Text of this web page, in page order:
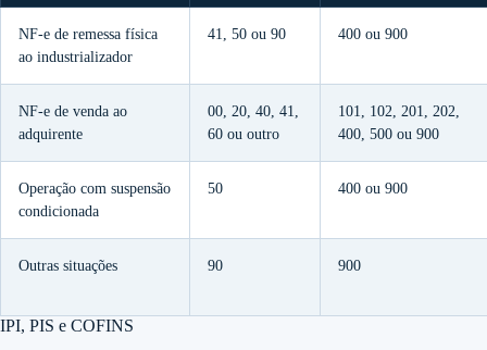
NF-e de remessa física
ao industrializador
41, 50 ou 90 400 ou 900
NF-e de venda ao
adquirente
00, 20, 40, 41,
60 ou outro
101, 102, 201, 202,
400, 500 ou 900
Operação com suspensão
condicionada
50 400 ou 900
Outras situações 90 900
IPI, PIS e COFINS